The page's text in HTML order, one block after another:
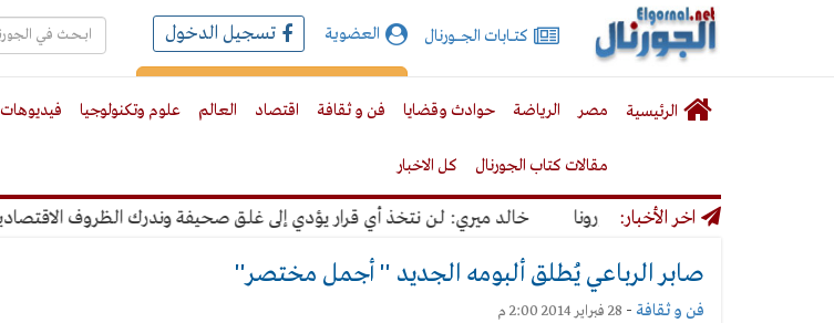
الجورنال
نت
كتـــابات الجـــــورنال العضوية تسجيل الدخول
الرئيسية مصر الرياضة حوادث وقضايا فن و ثقافة اقتصاد العالم علوم وتكنولوجيا فيديوهات
مقالات كتاب الجورنال كل الاخبار
اخر الأخبار: خالد ميري: لن نتخذ أي قرار يؤدي إلى غلق صحيفة وندرك الظروف الاقتصادية
صابر الرباعي يُطلق ألبومه الجديد '' أجمل مختصر''
فن و ثقافة - 28 فبراير 2014 2:00 م